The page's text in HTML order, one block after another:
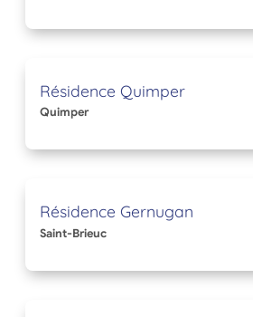
Résidence Quimper
Quimper
Résidence Gernugan
Saint-Brieuc